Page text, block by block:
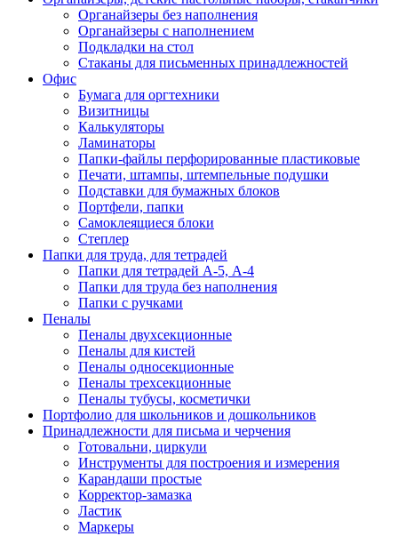
Органайзеры без наполнения
Органайзеры с наполнением
Подкладки на стол
Стаканы для письменных принадлежностей
Офис
Бумага для оргтехники
Визитницы
Калькуляторы
Ламинаторы
Папки-файлы перфорированные пластиковые
Печати, штампы, штемпельные подушки
Подставки для бумажных блоков
Портфели, папки
Самоклеящиеся блоки
Степлер
Папки для труда, для тетрадей
Папки для тетрадей А-5, А-4
Папки для труда без наполнения
Папки с ручками
Пеналы
Пеналы двухсекционные
Пеналы для кистей
Пеналы односекционные
Пеналы трехсекционные
Пеналы тубусы, косметички
Портфолио для школьников и дошкольников
Принадлежности для письма и черчения
Готовальни, циркули
Инструменты для построения и измерения
Карандаши простые
Корректор-замазка
Ластик
Маркеры